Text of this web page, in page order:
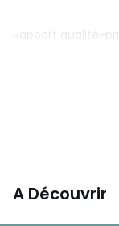
Rapport qualité-prix
A Découvrir